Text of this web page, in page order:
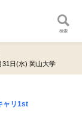
検索
31日(水) 岡山大学
ャリ1st